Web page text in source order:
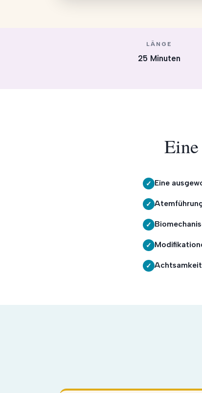
LÄNGE
25 Minuten
✓ Eine
✓
✓
✓
✓